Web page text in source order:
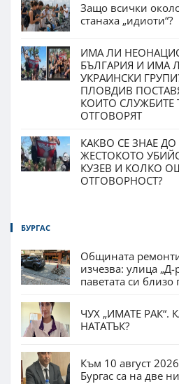
Защо всички
станаха „идиоти“?
ИМА ЛИ
БЪЛГАРИЯ И ИМА
УКРАИНСКИ
ПЛОВДИВ
КОИТО СЛУЖБИТЕ
ОТГОВОРЯТ
КАКВО СЕ ЗНАЕ
ЖЕСТОКОТО
КУЗЕВ И КОЛКО
ОТГОВОРНОСТ?
БУРГАС
Общината
изчезва: улица
паветата си близо
ЧУХ „ИМАТЕ РАК“.
НАТАТЪК?
Към 10 август
Бургас са на две